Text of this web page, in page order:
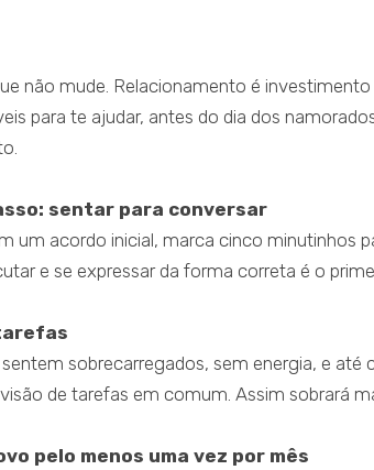
não mude. Relacionamento é
para te ajudar, antes do dia dos
sentar para conversar
um acordo inicial, marca cinco minutinhos
e se expressar da forma correta é o
sobrecarregados, sem energia, e
de tarefas em comum. Assim sobrará
pelo menos uma vez por mês